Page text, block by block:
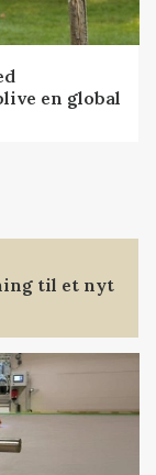
en global
til et nyt